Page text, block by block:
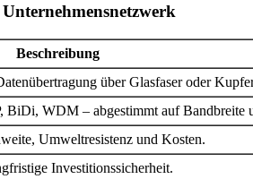
Beschreibung
über Glasfaser oder
BiDi, WDM – abgestimmt auf Bandbreite
Umweltresistenz und Kosten.
Investitionssicherheit.